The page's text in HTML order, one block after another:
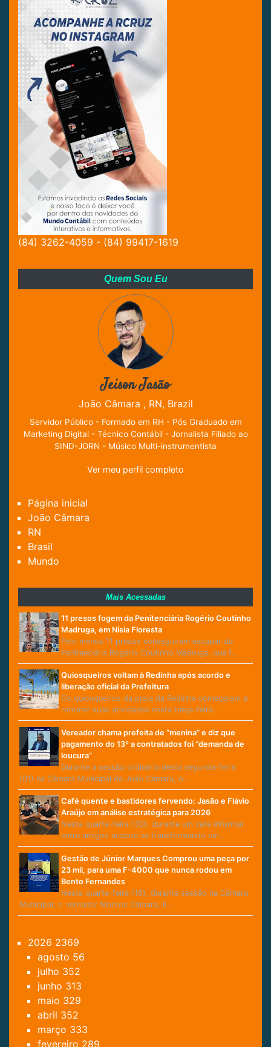
(84) 3262-4059 - (84) 99417-1619
Quem Sou Eu
Jeison Jasão
João Câmara , RN, Brazil
Servidor Público - Formado em RH - Pós Graduado em
Marketing Digital - Técnico Contábil - Jornalista Filiado ao
SIND-JORN - Músico Multi-instrumentista
Ver meu perfil completo
Página inicial
João Câmara
RN
Brasil
Mundo
Mais Acessadas
11 presos fogem da Penitenciária Rogério Coutinho
Madruga, em Nísia Floresta
Pelo menos 11 presos conseguiram escapar da
Penitenciária Rogério Coutinho Madruga, que f…
Quiosqueiros voltam à Redinha após acordo e
liberação oficial da Prefeitura
Os quiosqueiros da praia da Redinha começaram a
retomar suas atividades nesta terça-feira…
Vereador chama prefeita de “menina” e diz que
pagamento do 13º a contratados foi “demanda de
loucura”
Durante a sessão ordinária desta segunda-feira
(01) na Câmara Municipal de João Câmara, o…
Café quente e bastidores fervendo: Jasão e Flávio
Araújo em análise estratégica para 2026
Nesta quarta-feira (30), durante um café informal
entre amigos acabou se transformando em…
Gestão de Júnior Marques Comprou uma peça por
23 mil, para uma F-4000 que nunca rodou em
Bento Fernandes
Nesta quarta-feira (18), durante sessão na Câmara
Municipal, o vereador Marcos Câmara, lí…
2026 2369
agosto 56
julho 352
junho 313
maio 329
abril 352
março 333
fevereiro 289